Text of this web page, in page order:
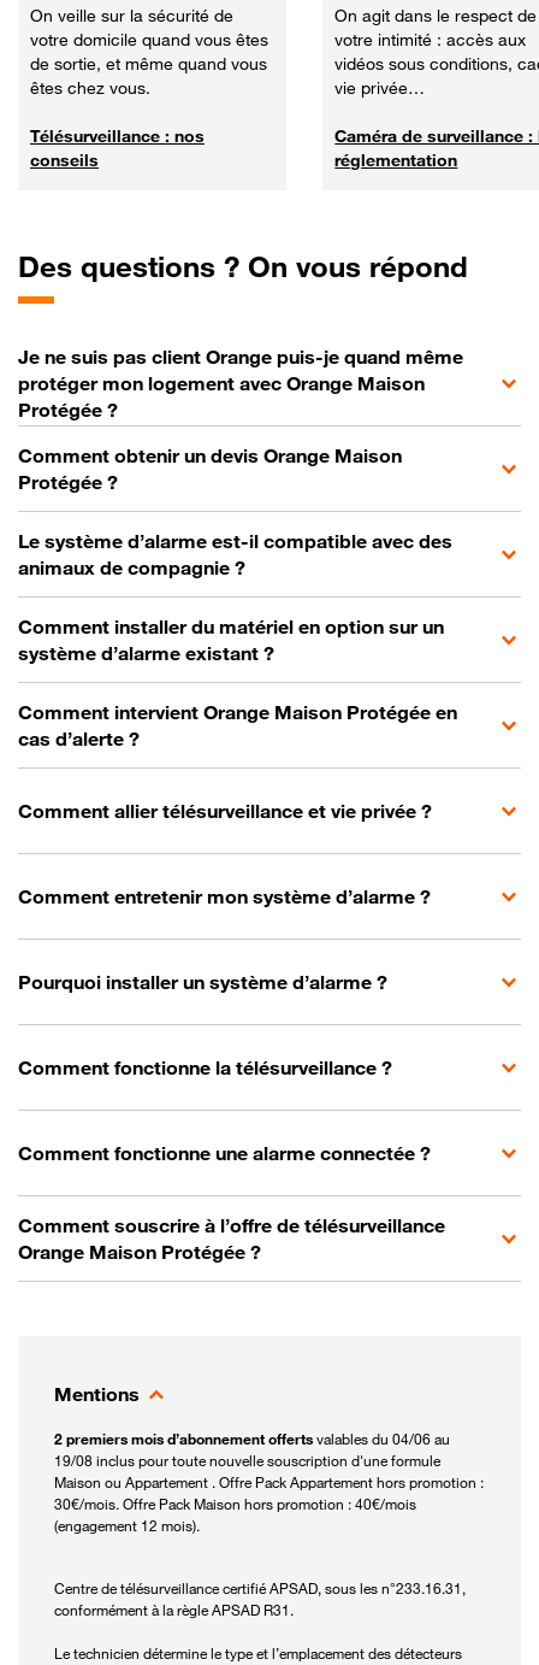
On veille sur la sécurité de
votre domicile quand vous êtes
de sortie, et même quand vous
êtes chez vous.
Télésurveillance : nos
conseils
On agit dans le respect de
votre intimité : accès aux
vidéos sous conditions,
vie privée…
Caméra de surveillance :
réglementation
Des questions ? On vous répond
Je ne suis pas client Orange puis-je quand même
protéger mon logement avec Orange Maison
Protégée ?
Comment obtenir un devis Orange Maison
Protégée ?
Le système d’alarme est-il compatible avec des
animaux de compagnie ?
Comment installer du matériel en option sur un
système d’alarme existant ?
Comment intervient Orange Maison Protégée en
cas d’alerte ?
Comment allier télésurveillance et vie privée ?
Comment entretenir mon système d’alarme ?
Pourquoi installer un système d’alarme ?
Comment fonctionne la télésurveillance ?
Comment fonctionne une alarme connectée ?
Comment souscrire à l’offre de télésurveillance
Orange Maison Protégée ?
Mentions
2 premiers mois d’abonnement offerts valables du 04/06 au
19/08 inclus pour toute nouvelle souscription d'une formule
Maison ou Appartement . Offre Pack Appartement hors promotion :
30€/mois. Offre Pack Maison hors promotion : 40€/mois
(engagement 12 mois).
Centre de télésurveillance certifié APSAD, sous les n°233.16.31,
conformément à la règle APSAD R31.
Le technicien détermine le type et l’emplacement des détecteurs